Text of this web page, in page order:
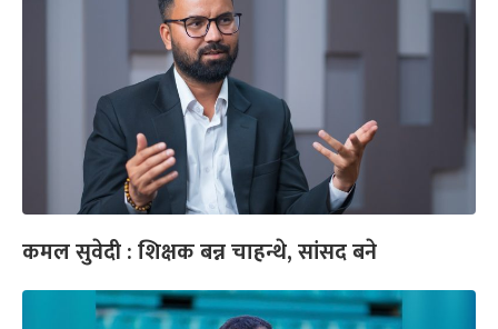
कमल सुवेदी : शिक्षक बन्न चाहन्थे, सांसद बने